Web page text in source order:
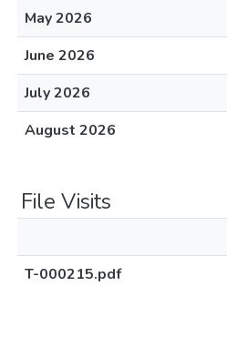
May 2026
June 2026
July 2026
August 2026
File Visits
T-000215.pdf